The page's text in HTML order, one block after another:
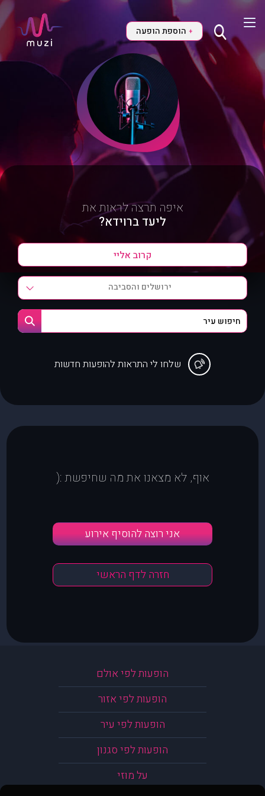
+ הוספת הופעה
איפה תרצה לראות את
ליעד ברוידא?
ירושלים והסביבה
שלחו לי התראות להופעות חדשות
אוף, לא מצאנו את מה שחיפשת :(
אני רוצה להוסיף אירוע
חזרה לדף הראשי
הופעות לפי אולם
הופעות לפי אזור
הופעות לפי עיר
הופעות לפי סגנון
על מוזי